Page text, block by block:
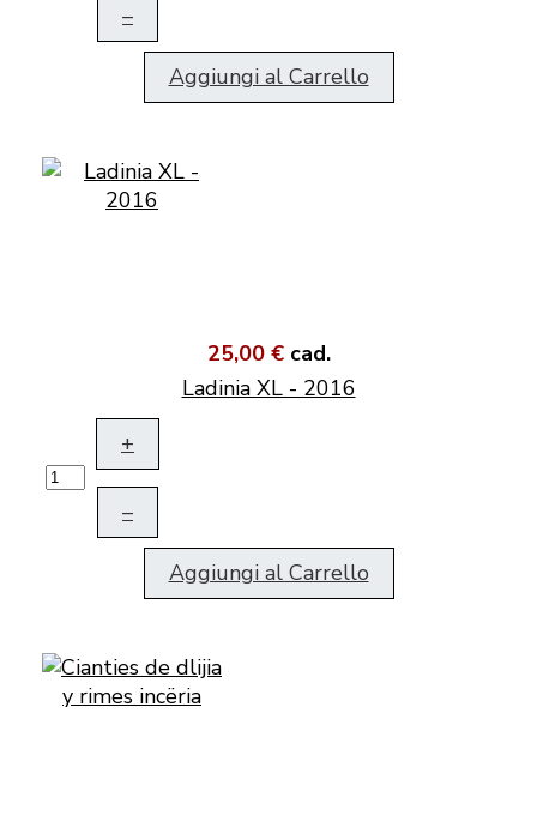
–
Aggiungi al Carrello
25,00 € cad.
Ladinia XL - 2016
+
–
Aggiungi al Carrello